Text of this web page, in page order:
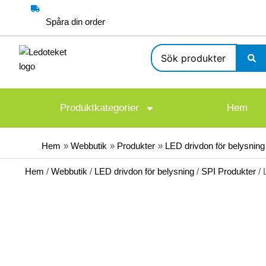
innehåll
Spåra din order
Search
...
Produktkategorier Hem
Hem Webbutik Produkter LED drivdon för belysning
Hem / Webbutik / LED drivdon för belysning / SPI Produkter /